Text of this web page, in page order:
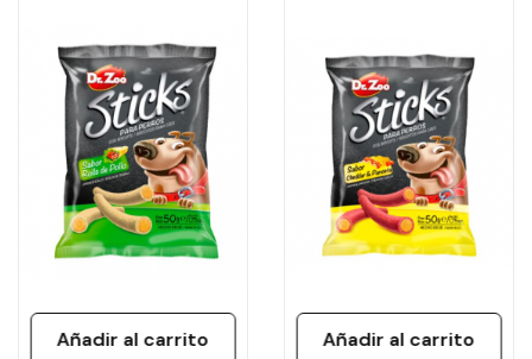
Añadir al carrito Añadir al carrito